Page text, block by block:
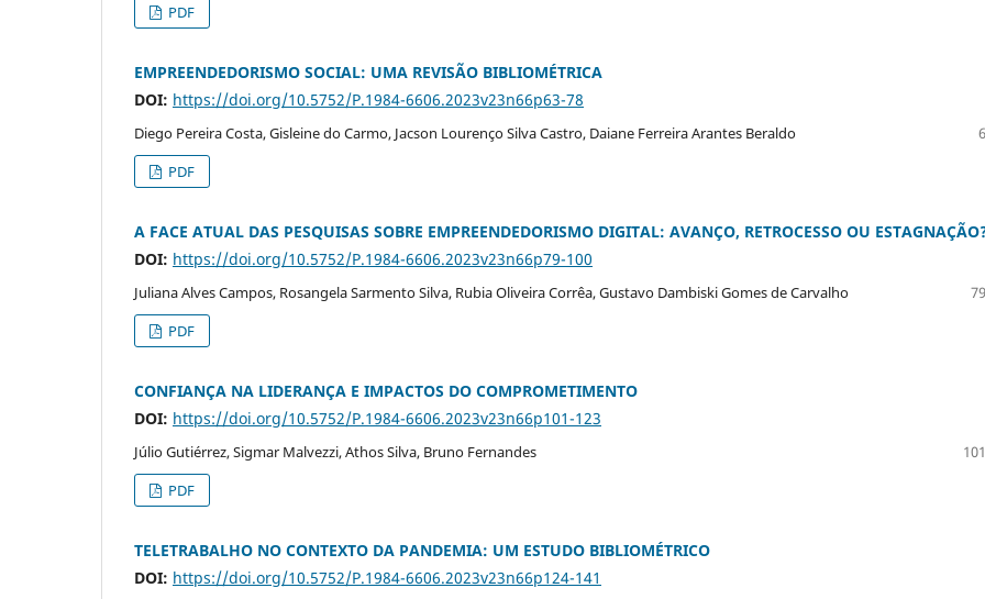
PDF
EMPREENDEDORISMO SOCIAL: UMA REVISÃO BIBLIOMÉTRICA
DOI: https://doi.org/10.5752/P.1984-6606.2023v23n66p63-78
Diego Pereira Costa, Gisleine do Carmo, Jacson Lourenço Silva Castro, Daiane Ferreira Arantes Beraldo
PDF
A FACE ATUAL DAS PESQUISAS SOBRE EMPREENDEDORISMO DIGITAL: AVANÇO, RETROCESSO OU
DOI: https://doi.org/10.5752/P.1984-6606.2023v23n66p79-100
Juliana Alves Campos, Rosangela Sarmento Silva, Rubia Oliveira Corrêa, Gustavo Dambiski Gomes de Carvalho
PDF
CONFIANÇA NA LIDERANÇA E IMPACTOS DO COMPROMETIMENTO
DOI: https://doi.org/10.5752/P.1984-6606.2023v23n66p101-123
Júlio Gutiérrez, Sigmar Malvezzi, Athos Silva, Bruno Fernandes
PDF
TELETRABALHO NO CONTEXTO DA PANDEMIA: UM ESTUDO BIBLIOMÉTRICO
DOI: https://doi.org/10.5752/P.1984-6606.2023v23n66p124-141